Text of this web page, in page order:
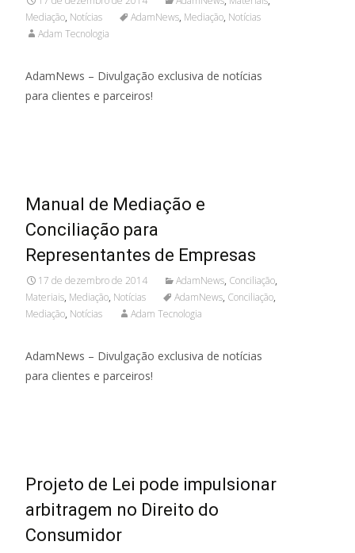
Mediação, Notícias AdamNews, Mediação, Notícias
Adam Tecnologia
AdamNews – Divulgação exclusiva de notícias
para clientes e parceiros!
Manual de Mediação e
Conciliação para
Representantes de Empresas
17 de dezembro de 2014 AdamNews, Conciliação,
Materiais, Mediação, Notícias AdamNews, Conciliação,
Mediação, Notícias Adam Tecnologia
AdamNews – Divulgação exclusiva de notícias
para clientes e parceiros!
Projeto de Lei pode impulsionar
arbitragem no Direito do
Consumidor